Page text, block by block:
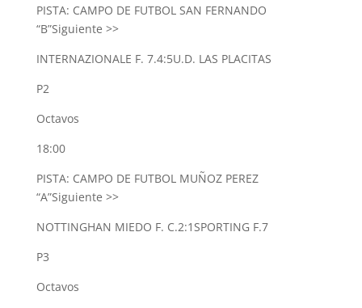
PISTA: CAMPO DE FUTBOL SAN FERNANDO
“B”Siguiente >>
INTERNAZIONALE F. 7.4:5U.D. LAS PLACITAS
P2
Octavos
18:00
PISTA: CAMPO DE FUTBOL MUÑOZ PEREZ
“A”Siguiente >>
NOTTINGHAN MIEDO F. C.2:1SPORTING F.7
P3
Octavos